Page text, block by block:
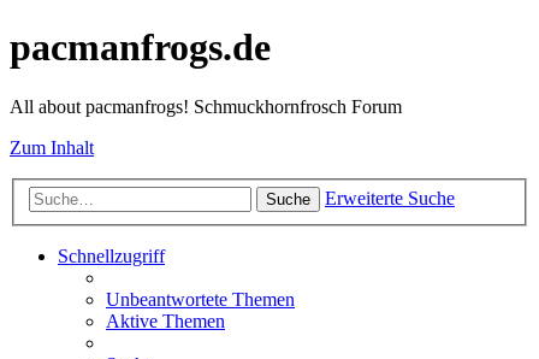
pacmanfrogs.de
All about pacmanfrogs! Schmuckhornfrosch Forum
Zum Inhalt
Suche Erweiterte Suche
Schnellzugriff
Unbeantwortete Themen
Aktive Themen